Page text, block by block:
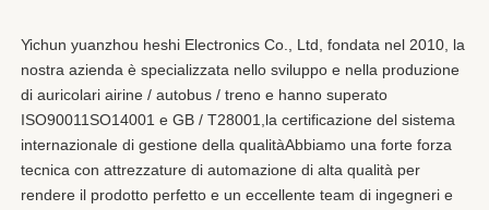
Yichun yuanzhou heshi Electronics Co., Ltd, fondata nel 2010, la
nostra azienda è specializzata nello sviluppo e nella produzione
di auricolari airine / autobus / treno e hanno superato
ISO90011SO14001 e GB / T28001,la certificazione del sistema
internazionale di gestione della qualitàAbbiamo una forte forza
tecnica con attrezzature di automazione di alta qualità per
rendere il prodotto perfetto e un eccellente team di ingegneri e